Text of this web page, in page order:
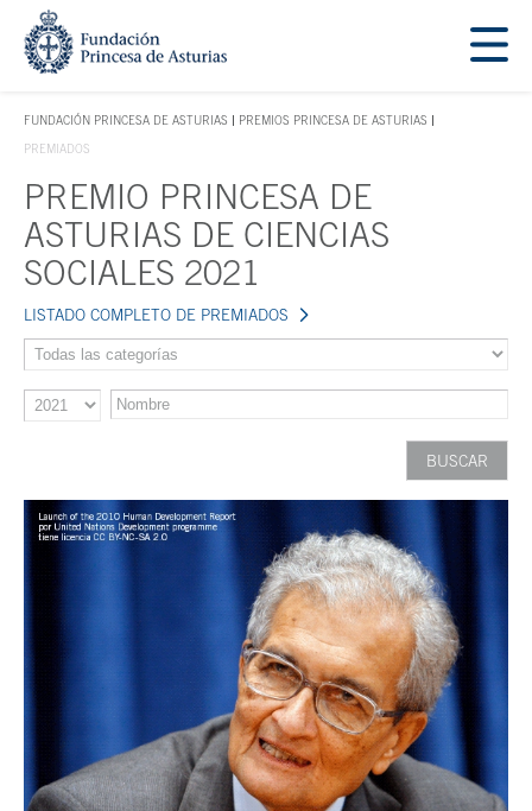
Saltar navegación. Ir directamente al contenido principal
FUNDACIÓN PRINCESA DE ASTURIAS
TECLA DE ACCESO 1
PREMIOS PRINCESA DE ASTURIAS
PREMIADOS
Contenido principal
PREMIO PRINCESA DE
ASTURIAS DE CIENCIAS
SOCIALES 2021
LISTADO COMPLETO DE PREMIADOS